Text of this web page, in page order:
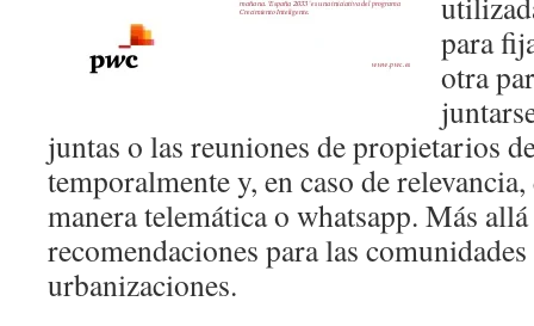
para
otra
juntas o las reuniones de propietarios
temporalmente y, en caso de
manera telemática o whatsapp. Más
recomendaciones para las
urbanizaciones.